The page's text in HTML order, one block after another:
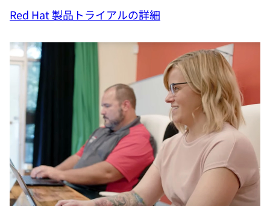
Red Hat 製品トライアルの詳細